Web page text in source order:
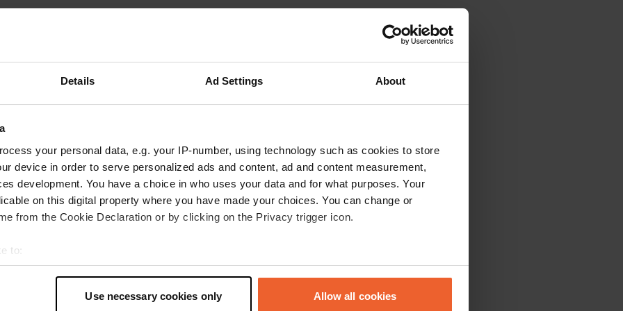
Details Ad Settings About
your personal data, e.g. your IP-number, using technology such as cookies to store
device in order to serve personalized ads and content, ad and content measurement,
development. You have a choice in who uses your data and for what purposes. Your
on this digital property where you have made your choices. You can change or
from the Cookie Declaration or by clicking on the Privacy trigger icon.
to:
geographical location which can be accurate to within several meters
personal data is processed and set your preferences in the
Use necessary cookies only Allow all cookies
Daarle, Nederland
om Lemelerveld te bezoeken met de
naar de camperplaats in Lemelerveld te gaan? Elk seizoen biedt een unieke ervaring.
lente tovert het landschap om tot een schilderachtige setting, terwijl je in de zomer de
om het pittoreske stadje te verkennen. De herfst is ideaal voor rustzoekers en
gezellige, lokale evenementen om op ontdekkingstocht te gaan. Ieder seizoen
de schoonheid van Lemelerveld.
in Lemelerveld